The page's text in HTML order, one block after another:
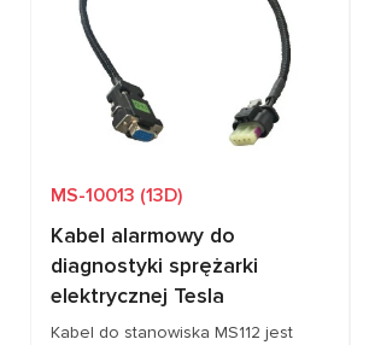
Pokrycie pojazdów
MS-10013 (13D)
Kabel alarmowy do
diagnostyki sprężarki
elektrycznej Tesla
Kabel do stanowiska MS112 jest